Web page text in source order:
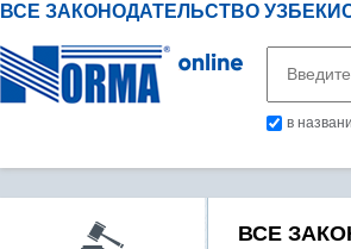
ВСЕ ЗАКОНОДАТЕЛЬСТВО
в
ВСЕ